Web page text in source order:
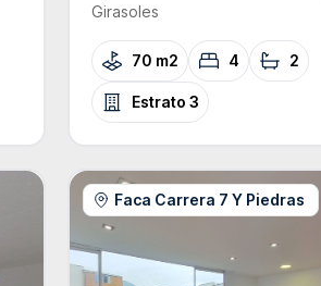
Girasoles
70 m2 4 2
Estrato3
Faca Carrera 7 Y Piedras